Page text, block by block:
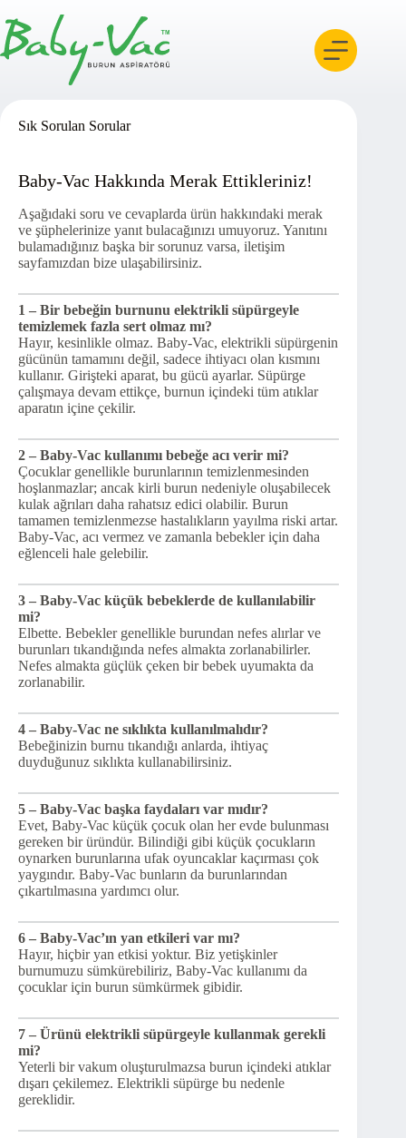
to
content
Sık Sorulan Sorular
Baby-Vac Hakkında Merak Ettikleriniz!
Aşağıdaki soru ve cevaplarda ürün hakkındaki merak
ve şüphelerinize yanıt bulacağınızı umuyoruz. Yanıtını
bulamadığınız başka bir sorunuz varsa, iletişim
sayfamızdan bize ulaşabilirsiniz.
1 – Bir bebeğin burnunu elektrikli süpürgeyle
temizlemek fazla sert olmaz mı?
Hayır, kesinlikle olmaz. Baby-Vac, elektrikli süpürgenin
gücünün tamamını değil, sadece ihtiyacı olan kısmını
kullanır. Girişteki aparat, bu gücü ayarlar. Süpürge
çalışmaya devam ettikçe, burnun içindeki tüm atıklar
aparatın içine çekilir.
2 – Baby-Vac kullanımı bebeğe acı verir mi?
Çocuklar genellikle burunlarının temizlenmesinden
hoşlanmazlar; ancak kirli burun nedeniyle oluşabilecek
kulak ağrıları daha rahatsız edici olabilir. Burun
tamamen temizlenmezse hastalıkların yayılma riski artar.
Baby-Vac, acı vermez ve zamanla bebekler için daha
eğlenceli hale gelebilir.
3 – Baby-Vac küçük bebeklerde de kullanılabilir
mi?
Elbette. Bebekler genellikle burundan nefes alırlar ve
burunları tıkandığında nefes almakta zorlanabilirler.
Nefes almakta güçlük çeken bir bebek uyumakta da
zorlanabilir.
4 – Baby-Vac ne sıklıkta kullanılmalıdır?
Bebeğinizin burnu tıkandığı anlarda, ihtiyaç
duyduğunuz sıklıkta kullanabilirsiniz.
5 – Baby-Vac başka faydaları var mıdır?
Evet, Baby-Vac küçük çocuk olan her evde bulunması
gereken bir üründür. Bilindiği gibi küçük çocukların
oynarken burunlarına ufak oyuncaklar kaçırması çok
yaygındır. Baby-Vac bunların da burunlarından
çıkartılmasına yardımcı olur.
6 – Baby-Vac’ın yan etkileri var mı?
Hayır, hiçbir yan etkisi yoktur. Biz yetişkinler
burnumuzu sümkürebiliriz, Baby-Vac kullanımı da
çocuklar için burun sümkürmek gibidir.
7 – Ürünü elektrikli süpürgeyle kullanmak gerekli
mi?
Yeterli bir vakum oluşturulmazsa burun içindeki atıklar
dışarı çekilemez. Elektrikli süpürge bu nedenle
gereklidir.